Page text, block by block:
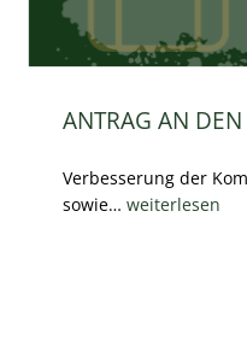
ANTRAG AN
Verbesserung der
sowie…weiterlesen